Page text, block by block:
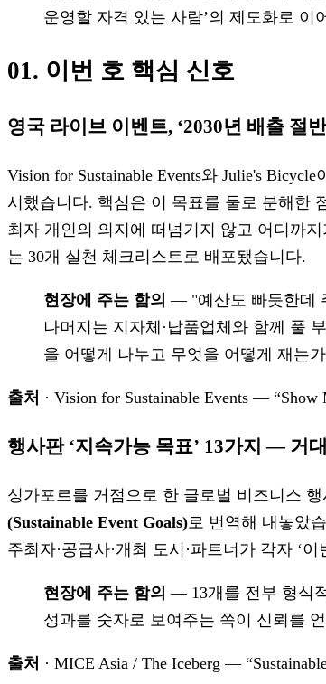
운영할 자격 있는 사람’의 제도화로 이
01. 이번 호 핵심 신호
영국 라이브 이벤트, ‘2030년 배출 절
Vision for Sustainable Events와 Julie's
시했습니다. 핵심은 이 목표를 둘로 분해한
최자 개인의 의지에 떠넘기지 않고 어디까
는 30개 실천 체크리스트로 배포됐습니다.
현장에 주는 함의 — "예산도 빠듯한데
나머지는 지자체·납품업체와 함께 풀
을 어떻게 나누고 무엇을 어떻게 재는가
출처 · Vision for Sustainable Events — “Show
행사판 ‘지속가능 목표’ 13가지 — 거
싱가포르를 거점으로 한 글로벌 비즈니스
(Sustainable Event Goals)로 번역해 내놓았
주최자·공급사·개최 도시·파트너가 각자 ‘
현장에 주는 함의 — 13개를 전부 형식
성과를 숫자로 보여주는 쪽이 신뢰를
출처 · MICE Asia / The Iceberg —